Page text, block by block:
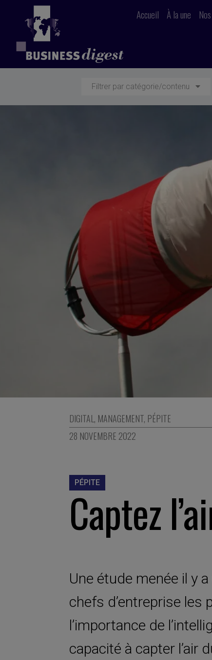
Accueil À la une
Filtrer par catégorie/contenu
DIGITAL, MANAGEMENT, PÉPITE
28 NOVEMBRE 2022
PÉPITE
Captez
Une étude menée il y
chefs d’entreprise
l’importance de
capacité à capter l’air